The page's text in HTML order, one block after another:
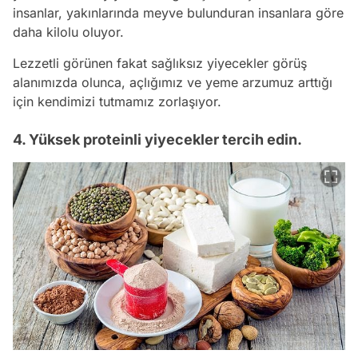
insanlar, yakınlarında meyve bulunduran insanlara göre
daha kilolu oluyor.
Lezzetli görünen fakat sağlıksız yiyecekler görüş
alanımızda olunca, açlığımız ve yeme arzumuz arttığı
için kendimizi tutmamız zorlaşıyor.
4. Yüksek proteinli yiyecekler tercih edin.